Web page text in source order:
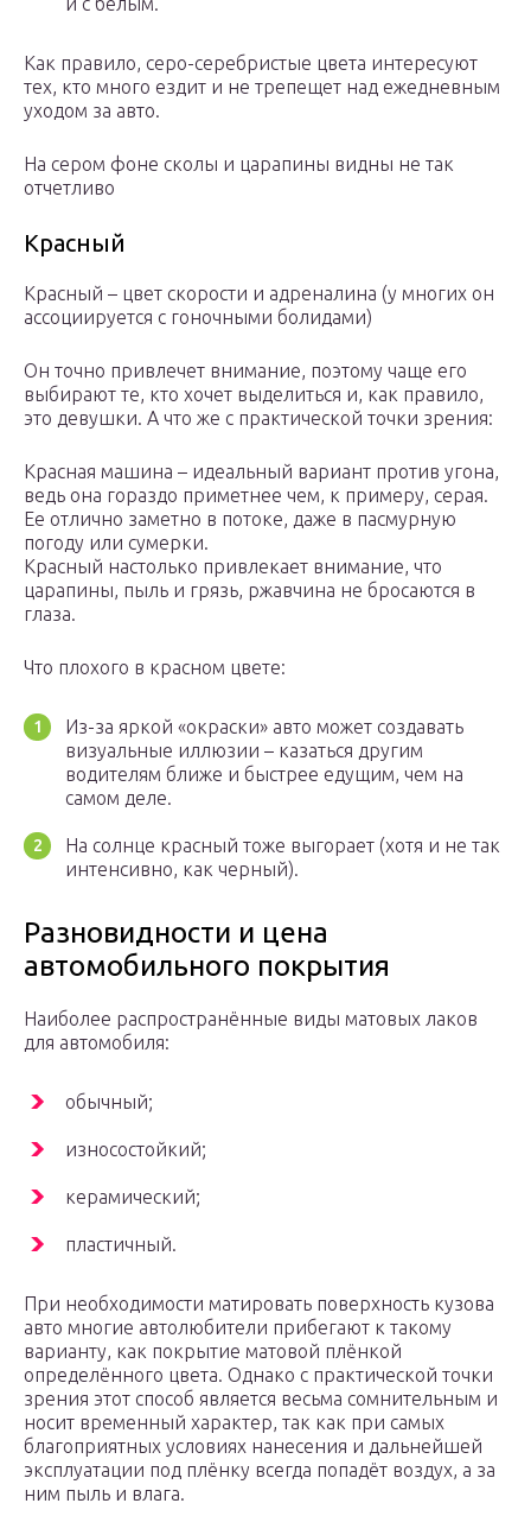
Как правило, серо-серебристые цвета интересуют
тех, кто много ездит и не трепещет над ежедневным
уходом за авто.
На сером фоне сколы и царапины видны не так
отчетливо
Красный
Красный – цвет скорости и адреналина (у многих он
ассоциируется с гоночными болидами)
Он точно привлечет внимание, поэтому чаще его
выбирают те, кто хочет выделиться и, как правило,
это девушки. А что же с практической точки зрения:
Красная машина – идеальный вариант против угона,
ведь она гораздо приметнее чем, к примеру, серая.
Ее отлично заметно в потоке, даже в пасмурную
погоду или сумерки.
Красный настолько привлекает внимание, что
царапины, пыль и грязь, ржавчина не бросаются в
глаза.
Что плохого в красном цвете:
Из-за яркой «окраски» авто может создавать
визуальные иллюзии – казаться другим
водителям ближе и быстрее едущим, чем на
самом деле.
На солнце красный тоже выгорает (хотя и не так
интенсивно, как черный).
Разновидности и цена
автомобильного покрытия
Наиболее распространённые виды матовых лаков
для автомобиля:
обычный;
износостойкий;
керамический;
пластичный.
При необходимости матировать поверхность кузова
авто многие автолюбители прибегают к такому
варианту, как покрытие матовой плёнкой
определённого цвета. Однако с практической точки
зрения этот способ является весьма сомнительным и
носит временный характер, так как при самых
благоприятных условиях нанесения и дальнейшей
эксплуатации под плёнку всегда попадёт воздух, а за
ним пыль и влага.